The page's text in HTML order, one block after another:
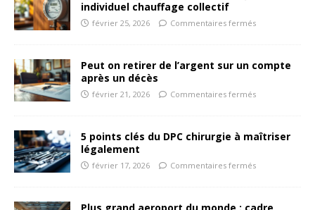
individuel chauffage collectif
février 25, 2026 Commentaires fermés
Peut on retirer de l’argent sur un compte
après un décès
février 21, 2026 Commentaires fermés
5 points clés du DPC chirurgie à maîtriser
légalement
février 17, 2026 Commentaires fermés